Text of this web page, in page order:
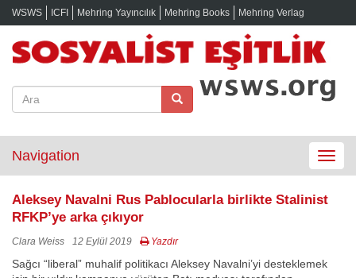
WSWS ICFI Mehring Yayıncılık Mehring Books Mehring Verlag
Toggle
Navigation
Aleksey Navalni Rus Pablocularla birlikte Stalinist
RFKP’ye arka çıkıyor
Clara Weiss 12 Eylül 2019 Yazdır
Sağcı “liberal” muhalif politikacı Aleksey Navalni’yi desteklemek